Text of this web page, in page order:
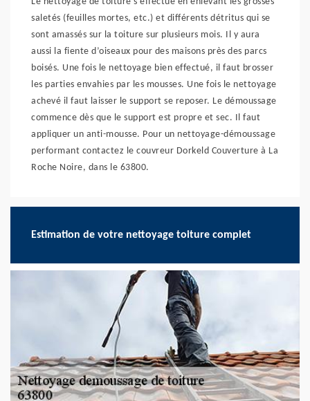
saletés (feuilles mortes, etc.) et différents détritus qui se
sont amassés sur la toiture sur plusieurs mois. Il y aura
aussi la fiente d’oiseaux pour des maisons près des parcs
boisés. Une fois le nettoyage bien effectué, il faut brosser
les parties envahies par les mousses. Une fois le nettoyage
achevé il faut laisser le support se reposer. Le démoussage
commence dès que le support est propre et sec. Il faut
appliquer un anti-mousse. Pour un nettoyage-démoussage
performant contactez le couvreur Dorkeld Couverture à La
Roche Noire, dans le 63800.
Estimation de votre nettoyage toiture complet